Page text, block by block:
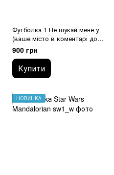
Футболка 1 Не шукай мене у
(ваше місто в коментарі до
замовлення)
900 грн
Купити
НОВИНКА